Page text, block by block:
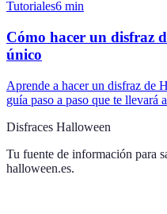
Tutoriales6 min
Cómo hacer un disfraz
único
Aprende a hacer un disfraz de
guía paso a paso que te llevará
Disfraces Halloween
Tu fuente de información para
halloween.es.